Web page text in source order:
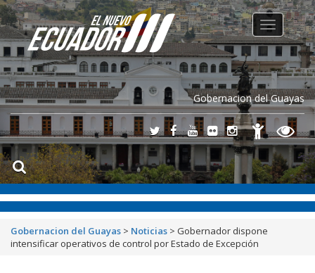
Gobernacion del Guayas
Toggle
navigation
Gobernacion del Guayas > Noticias > Gobernador dispone
intensificar operativos de control por Estado de Excepción